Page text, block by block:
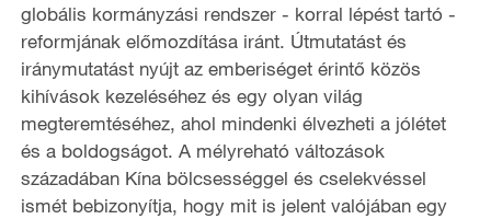
globális kormányzási rendszer - korral lépést tartó -
reformjának előmozdítása iránt. Útmutatást és
iránymutatást nyújt az emberiséget érintő közös
kihívások kezeléséhez és egy olyan világ
megteremtéséhez, ahol mindenki élvezheti a jólétet
és a boldogságot. A mélyreható változások
századában Kína bölcsességgel és cselekvéssel
ismét bebizonyítja, hogy mit is jelent valójában egy